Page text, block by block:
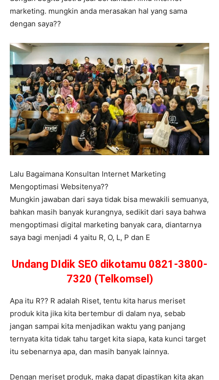
marketing. mungkin anda merasakan hal yang sama
dengan saya??
Lalu Bagaimana Konsultan Internet Marketing
Mengoptimasi Websitenya??
Mungkin jawaban dari saya tidak bisa mewakili semuanya,
bahkan masih banyak kurangnya, sedikit dari saya bahwa
mengoptimasi digital marketing banyak cara, diantarnya
saya bagi menjadi 4 yaitu R, O, L, P dan E
Undang DIdik SEO dikotamu 0821-3800-
7320 (Telkomsel)
Apa itu R?? R adalah Riset, tentu kita harus meriset
produk kita jika kita bertembur di dalam nya, sebab
jangan sampai kita menjadikan waktu yang panjang
ternyata kita tidak tahu target kita siapa, kata kunci target
itu sebenarnya apa, dan masih banyak lainnya.
Dengan meriset produk, maka dapat dipastikan kita akan